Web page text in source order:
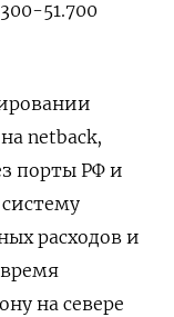
51.700
netback,
порты РФ и
расходов и
на севере